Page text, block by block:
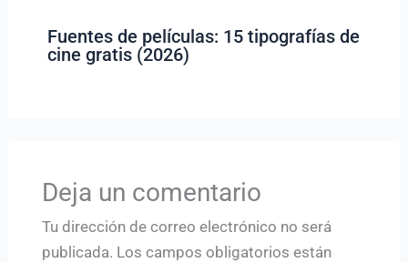
Fuentes de películas: 15 tipografías de
cine gratis (2026)
Deja un comentario
Tu dirección de correo electrónico no será
publicada. Los campos obligatorios están